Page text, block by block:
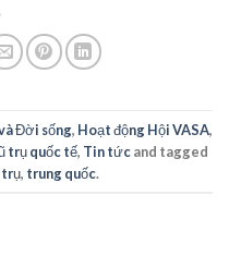
Đời sống, Hoạt động Hội VASA,
trụ quốc tế, Tin tứcand tagged
trụ, trung quốc.